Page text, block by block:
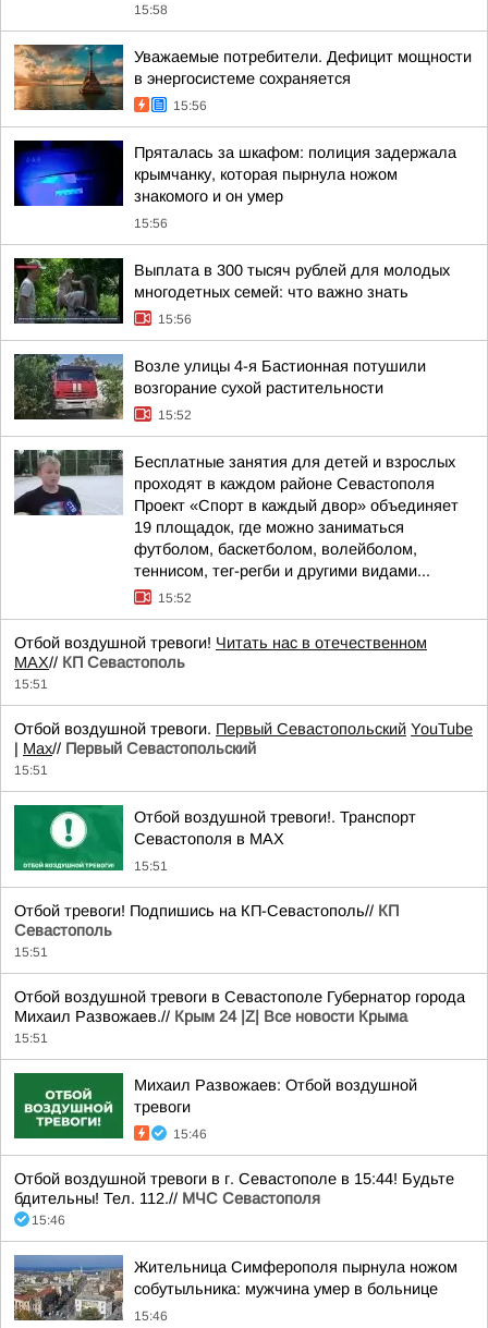
15:58
Уважаемые потребители. Дефицит мощности
в энергосистеме сохраняется
15:56
Пряталась за шкафом: полиция задержала
крымчанку, которая пырнула ножом
знакомого и он умер
15:56
Выплата в 300 тысяч рублей для молодых
многодетных семей: что важно знать
15:56
Возле улицы 4-я Бастионная потушили
возгорание сухой растительности
15:52
Бесплатные занятия для детей и взрослых
проходят в каждом районе Севастополя
Проект «Спорт в каждый двор» объединяет
19 площадок, где можно заниматься
футболом, баскетболом, волейболом,
теннисом, тег-регби и другими видами...
15:52
Отбой воздушной тревоги! Читать нас в отечественном
MAX// КП Севастополь
15:51
Отбой воздушной тревоги. Первый Севастопольский YouTube
| Max// Первый Севастопольский
15:51
Отбой воздушной тревоги!. Транспорт
Севастополя в MAX
15:51
Отбой тревоги! Подпишись на КП-Севастополь// КП
Севастополь
15:51
Отбой воздушной тревоги в Севастополе Губернатор города
Михаил Развожаев.// Крым 24 |Z| Все новости Крыма
15:51
Михаил Развожаев: Отбой воздушной
тревоги
15:46
Отбой воздушной тревоги в г. Севастополе в 15:44! Будьте
бдительны! Тел. 112.// МЧС Севастополя
15:46
Жительница Симферополя пырнула ножом
собутыльника: мужчина умер в больнице
15:46